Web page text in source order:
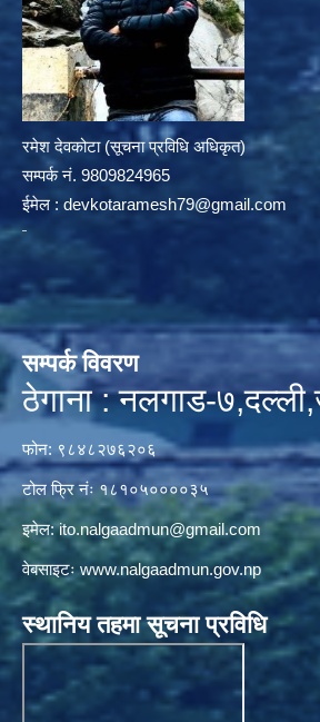
रमेश देवकोटा (सूचना प्रविधि अधिकृत)
सम्पर्क न‌ं. 9809824965
ईमेल : devkotaramesh79@gmail.com
सम्पर्क विवरण
ठेगाना : नलगाड-
फोन: ९८४८२७६२०६
टोल फ्रि नंः १८१०५००००३५
इमेल:ito.nalgaadmun@gmail.com
वेबसाइटःwww.nalgaadmun.gov.np
स्थानिय तहमा सूचना प्रविधि